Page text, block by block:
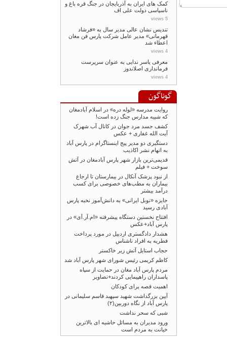
کمک های ایران به آذربایجان در جنگ قره باغ و
ناسپاسی دولت علی اف
تندیس نشان عالی مدیر سال به «فرشاد
قهرمانی» مدیر عامل شرکت پارس فن مغان
اعطاء شد
معرفی یاسر ندایی به عنوان سرپرست
فرمانداری اصلاندوز
گوناگون
روایت مدرسه «لوله دره» در اسلام آبادمغان
که شبیه مدارس جنگ زده است!
کشف جسد مرد جوان در کانال آب شهرک
آیت الله غفاری + عکس
دستگیری دو مدیر پیج اینستاگرام در پارس آباد
به اتهام نشر اکاذیب
قدیمی‌ترین بازار شهر پارس آبادمغان در آتش
سوخت + فیلم
از نبود پزشک آنکال در بیمارستان تا ارجاع
بیماران به مطب‌های خصوصی برای کسب
درآمد بیشتر
جایزه «نوبل ایرانی» به دانش‌آموز نخبه پارس
آبادی رسید
افتتاح نخستین دستگاه پیشرفته «ام.آر.آی» در
پارس آباد+عکس
هشدار دادگستری اردبیل در مورد پرداخت
فطریه به افراد ناشناس
حجاب استایل آتش زیر خاکستر
کاظم کریمی رئیس شورای شهر پارس آباد شد
مردم پارس آباد مغان در حمایت از سپاه
پاسداران راهپیمایی کردند+تصاویر
اهمیت قصه برای کودکان
آیین بزرگداشت شهید سپهبد قاسم سلیمانی در
پارس آباد از نگاه دوربین(۲)
شبی که سحر نداشت
ورود مدیران به مسائل حاشیه ای بالاترین
خیانت به مردم است